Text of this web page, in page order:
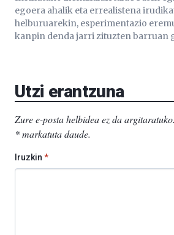
egoera ahalik eta errealistena
helburuarekin, esperimentazio
kanpin denda jarri zituzten barruan
Utzi erantzuna
Zure e-posta helbidea ez da argitaratuko.
*markatuta daude.
Iruzkin *